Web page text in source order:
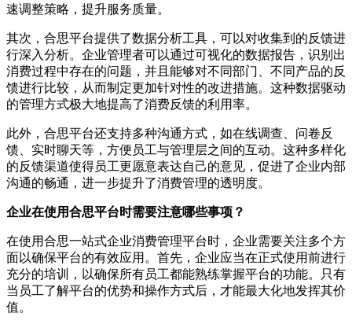
速调整策略，提升服务质量。
其次，合思平台提供了数据分析工具，可以对收集到的反馈进
行深入分析。企业管理者可以通过可视化的数据报告，识别出
消费过程中存在的问题，并且能够对不同部门、不同产品的反
馈进行比较，从而制定更加针对性的改进措施。这种数据驱动
的管理方式极大地提高了消费反馈的利用率。
此外，合思平台还支持多种沟通方式，如在线调查、问卷反
馈、实时聊天等，方便员工与管理层之间的互动。这种多样化
的反馈渠道使得员工更愿意表达自己的意见，促进了企业内部
沟通的畅通，进一步提升了消费管理的透明度。
企业在使用合思平台时需要注意哪些事项？
在使用合思一站式企业消费管理平台时，企业需要关注多个方
面以确保平台的有效应用。首先，企业应当在正式使用前进行
充分的培训，以确保所有员工都能熟练掌握平台的功能。只有
当员工了解平台的优势和操作方式后，才能最大化地发挥其价
值。